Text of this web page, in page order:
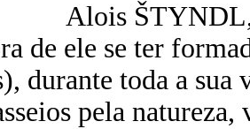
Alois
de ele se ter
durante toda a sua
pela